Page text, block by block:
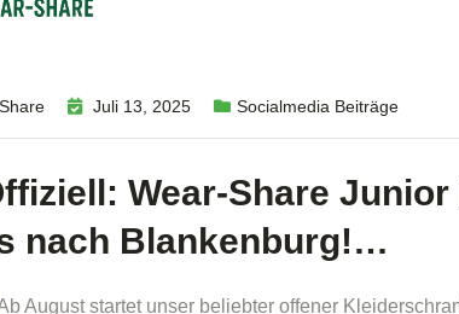
Juli 13, 2025 Socialmedia Beiträge
Wear-Share
nach Blankenburg!…
August startet unser beliebter offener